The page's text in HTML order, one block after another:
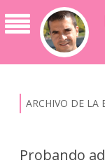
ARCHIVO DE LA
Probando